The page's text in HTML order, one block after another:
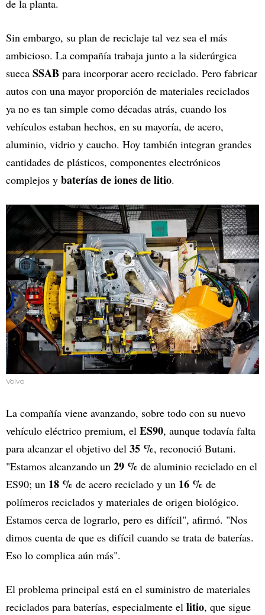
de la planta.
Sin embargo, su plan de reciclaje tal vez sea el más
ambicioso. La compañía trabaja junto a la siderúrgica
sueca SSAB para incorporar acero reciclado. Pero fabricar
autos con una mayor proporción de materiales reciclados
ya no es tan simple como décadas atrás, cuando los
vehículos estaban hechos, en su mayoría, de acero,
aluminio, vidrio y caucho. Hoy también integran grandes
cantidades de plásticos, componentes electrónicos
complejos y baterías de iones de litio.
Volvo
La compañía viene avanzando, sobre todo con su nuevo
vehículo eléctrico premium, el ES90, aunque todavía falta
para alcanzar el objetivo del 35 %, reconoció Butani.
"Estamos alcanzando un 29 % de aluminio reciclado en el
ES90; un 18 % de acero reciclado y un 16 % de
polímeros reciclados y materiales de origen biológico.
Estamos cerca de lograrlo, pero es difícil", afirmó. "Nos
dimos cuenta de que es difícil cuando se trata de baterías.
Eso lo complica aún más".
El problema principal está en el suministro de materiales
reciclados para baterías, especialmente el litio, que sigue